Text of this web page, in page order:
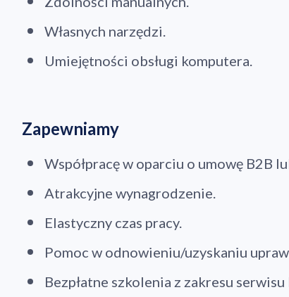
Własnych narzędzi.
Umiejętności obsługi komputera.
Zapewniamy
Współpracę w oparciu o umowę B2B
Atrakcyjne wynagrodzenie.
Elastyczny czas pracy.
Pomoc w odnowieniu/uzyskaniu
Bezpłatne szkolenia z zakresu